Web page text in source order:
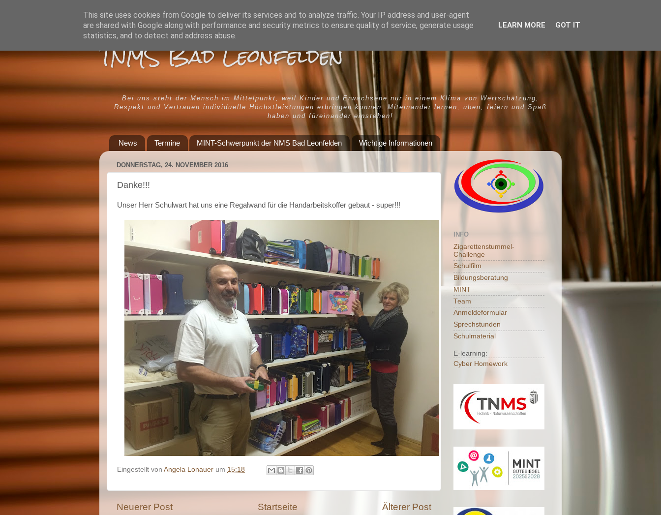
TNMS Bad Leonfelden
Bei uns steht der Mensch im Mittelpunkt, weil Kinder und Erwachsene nur in einem Klima von Wertschätzung,
Respekt und Vertrauen individuelle Höchstleistungen erbringen können: Miteinander lernen, üben, feiern und Spaß
haben und füreinander einstehen!
News Termine MINT-Schwerpunkt der NMS Bad Leonfelden Wichtige Informationen
DONNERSTAG, 24. NOVEMBER 2016
Danke!!!
Unser Herr Schulwart hat uns eine Regalwand für die Handarbeitskoffer gebaut - super!!!
Eingestellt von Angela Lonauer um 15:18
Neuerer Post Älterer Post
Startseite
INFO
Zigarettenstummel-
Challenge
Schulfilm
Bildungsberatung
MINT
Team
Anmeldeformular
Sprechstunden
Schulmaterial
E-learning:
Cyber Homework
This site uses cookies from Google to deliver its services and to analyze traffic. Your IP address and user-agent
are shared with Google along with performance and security metrics to ensure quality of service, generate usage
statistics, and to detect and address abuse.
LEARN MORE GOT IT